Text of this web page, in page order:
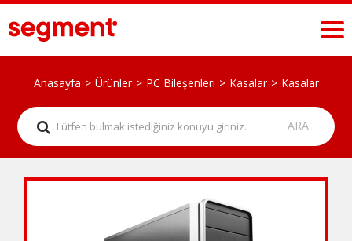
Anasayfa Ürünler PC Bileşenleri Kasalar Kasalar